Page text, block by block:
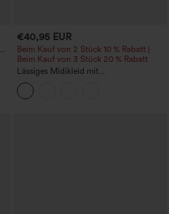
€40,95 EUR
Beim Kauf von 2 Stück 10 % Rabatt |
Beim Kauf von 3 Stück 20 % Rabatt
Lässiges Midikleid mit
Rundhalsausschnitt, integriertem BH,
ärmellos und Rüschensaum